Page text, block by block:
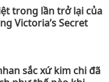
trong lần trở lại của
Victoria’s Secret
sắc xứ kim chi đã